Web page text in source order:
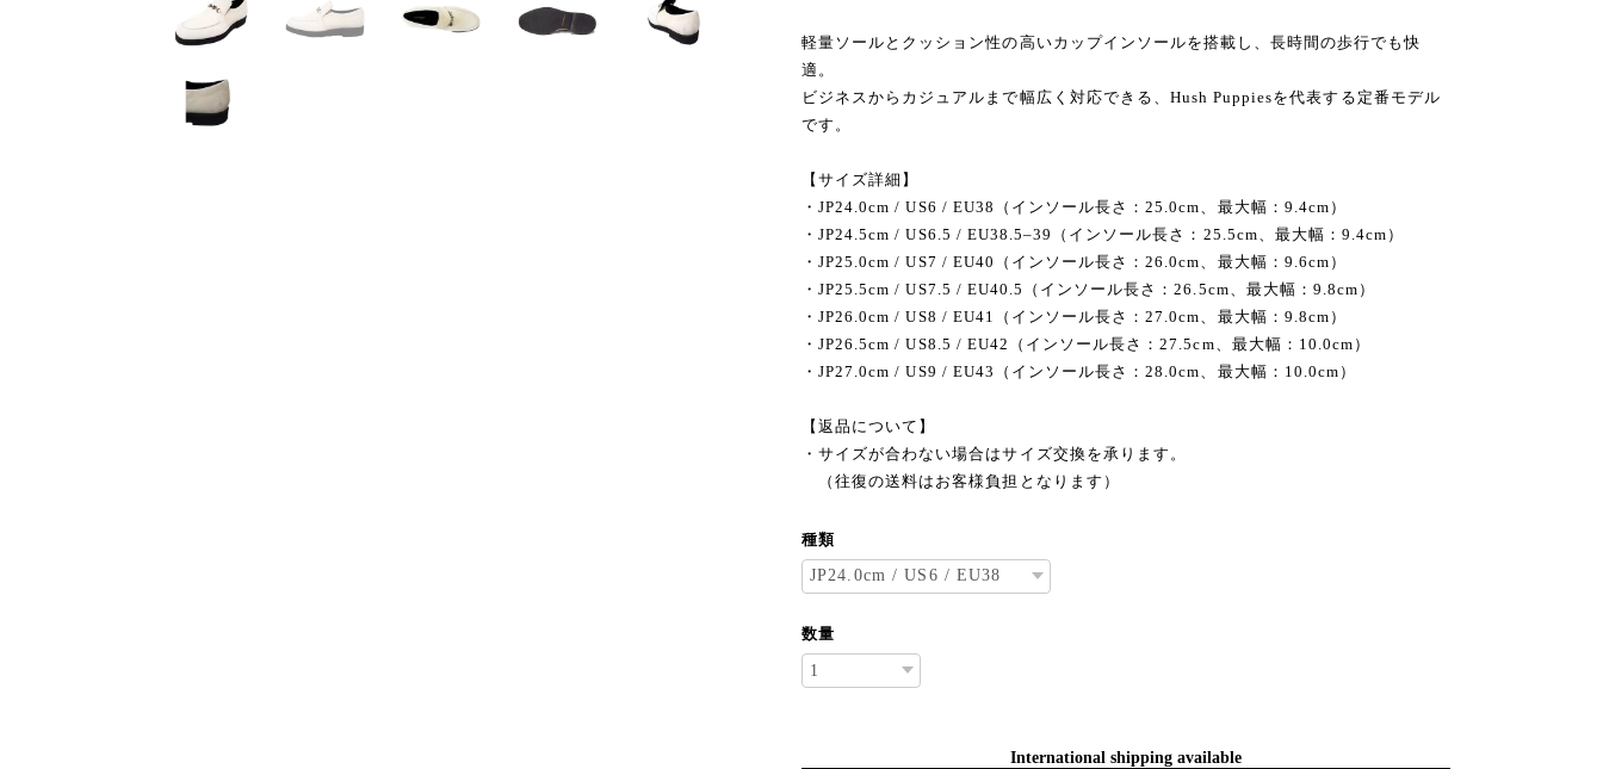
軽量ソールとクッション性の高いカップインソールを搭載し、長時間の歩行でも快
適。
ビジネスからカジュアルまで幅広く対応できる、Hush Puppiesを代表する定番モデル
です。
【サイズ詳細】
・JP24.0cm / US6 / EU38（インソール長さ：25.0cm、最大幅：9.4cm）
・JP24.5cm / US6.5 / EU38.5–39（インソール長さ：25.5cm、最大幅：9.4cm）
・JP25.0cm / US7 / EU40（インソール長さ：26.0cm、最大幅：9.6cm）
・JP25.5cm / US7.5 / EU40.5（インソール長さ：26.5cm、最大幅：9.8cm）
・JP26.0cm / US8 / EU41（インソール長さ：27.0cm、最大幅：9.8cm）
・JP26.5cm / US8.5 / EU42（インソール長さ：27.5cm、最大幅：10.0cm）
・JP27.0cm / US9 / EU43（インソール長さ：28.0cm、最大幅：10.0cm）
【返品について】
・サイズが合わない場合はサイズ交換を承ります。
（往復の送料はお客様負担となります）
種類
数量
International shipping available